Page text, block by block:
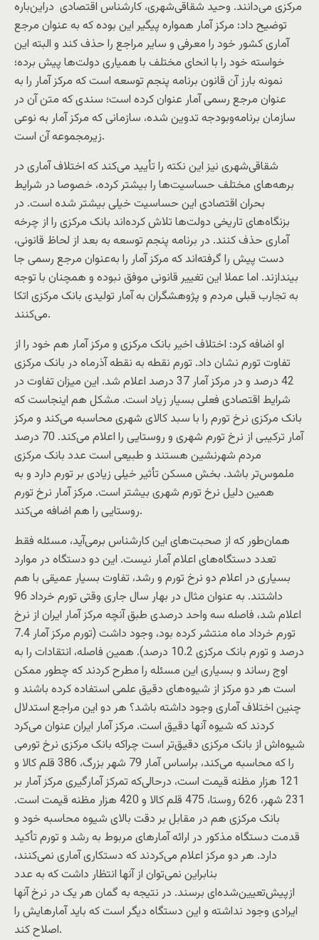
مرکزی می‌دانند. وحید شقاقی‌شهری، کارشناس اقتصادی دراین‌باره
توضیح داد: مرکز آمار همواره پیگیر این بوده که به عنوان مرجع
آماری کشور خود را معرفی و سایر مراجع را حذف کند و البته این
خواسته خود را با انحای مختلف با همیاری دولت‌ها پیش برده؛
نمونه بارز آن قانون برنامه پنجم توسعه است که مرکز آمار را به
عنوان مرجع رسمی آمار عنوان کرده است؛ سندی که متن آن در
سازمان برنامه‌وبودجه تدوین شده، سازمانی که مرکز آمار به نوعی
زیرمجموعه آن است.
شقاقی‌شهری نیز این نکته را تأیید می‌کند که اختلاف آماری در
برهه‌های مختلف حساسیت‌ها را بیشتر کرده، خصوصا در شرایط
بحران اقتصادی این حساسیت خیلی بیشتر شده است. در
بزنگاه‌های تاریخی دولت‌ها تلاش کرده‌اند بانک مرکزی را از چرخه
آماری حذف کنند. در برنامه پنجم توسعه به بعد از لحاظ قانونی،
دست پیش را گرفته‌اند که مرکز آمار را به‌عنوان مرجع رسمی جا
بیندازند. اما عملا این تغییر قانونی موفق نبوده و همچنان با توجه
به تجارب قبلی مردم و پژوهشگران به آمار تولیدی بانک مرکزی اتکا
می‌کنند.
او اضافه کرد: اختلاف اخیر بانک مرکزی و مرکز آمار هم خود را از
تفاوت تورم نشان داد. تورم نقطه به نقطه آذرماه در بانک مرکزی
42 درصد و در مرکز آمار 37 درصد اعلام شد. این میزان تفاوت در
شرایط اقتصادی فعلی بسیار زیاد است. مشکل هم اینجاست که
بانک مرکزی نرخ تورم را با سبد کالای شهری محاسبه می‌کند و مرکز
آمار ترکیبی از نرخ تورم شهری و روستایی را اعلام می‌کند. 70 درصد
مردم شهرنشین هستند و طبیعی است عدد بانک مرکزی
ملموس‌تر باشد. بخش مسکن تأثیر خیلی زیادی بر تورم دارد و به
همین دلیل نرخ تورم شهری بیشتر است. مرکز آمار نرخ تورم
روستایی را هم اضافه می‌کند.
همان‌طور که از صحبت‌های این کارشناس برمی‌آید، مسئله فقط
تعدد دستگاه‌های اعلام آمار نیست. این دو دستگاه در موارد
بسیاری در اعلام دو نرخ تورم و رشد، تفاوت بسیار عمیقی با هم
داشتند. به عنوان مثال در بهار سال جاری وقتی تورم خرداد 96
اعلام شد، فاصله سه واحد درصدی طبق آنچه مرکز آمار ایران از نرخ
تورم خرداد ماه منتشر کرده بود، وجود داشت (تورم مرکز آمار 7.4
درصد و تورم بانک مرکزی 10.2 درصد). همین فاصله، انتقادات را به
اوج رساند و بسیاری این مسئله را مطرح کردند که چطور ممکن
است هر دو مرکز از شیوه‌های دقیق علمی استفاده کرده باشند و
چنین اختلاف آماری وجود داشته باشد؟ هر دو این مراجع استدلال
کردند که شیوه آنها دقیق است. مرکز آمار ایران عنوان می‌کرد
شیوه‌اش از بانک مرکزی دقیق‌تر است چراکه بانک مرکزی نرخ تورمی
را که محاسبه می‌کند، براساس آمار 79 شهر بزرگ، 386 قلم کالا و
121 هزار مظنه قیمت است، درحالی‌که تمرکز آمارگیری مرکز آمار بر
231 شهر، 626 روستا، 475 قلم کالا و 420 هزار مظنه قیمت است.
بانک مرکزی هم در مقابل بر دقت بالای شیوه محاسبه خود و
قدمت دستگاه مذکور در ارائه آمارهای مربوط به رشد و تورم تأکید
دارد. هر دو مرکز اعلام می‌کردند که دستکاری آماری نمی‌کنند،
بنابراین نمی‌توان از آنها انتظار داشت که به عدد
ازپیش‌تعیین‌شده‌ای برسند. در نتیجه به گمان هر یک در نرخ آنها
ایرادی وجود نداشته و این دستگاه دیگر است که باید آمارهایش را
اصلاح کند.